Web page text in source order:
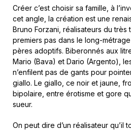
Créer c’est choisir sa famille, à
cet angle, la création est une
Bruno Forzani, réalisateurs du très
premiers pas dans le long-
pères adoptifs. Biberonnés aux
Mario (Bava) et Dario (Argento),
n’enfilent pas de gants pour
giallo. Le giallo, ce noir et jaune,
bipolaire, entre érotisme et gore
sueur.
On peut dire d’un réalisateur qu’il